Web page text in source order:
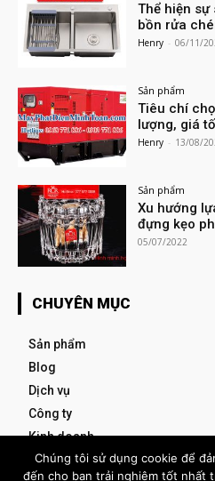
Thể hiện
bồn rửa
Henry - 06/11/
Sản phẩm
Tiêu chí
lượng, giá
Henry - 13/08/
Sản phẩm
Xu hướng
đựng kẹo
05/07/2022
CHUYÊN MỤC
Sản phẩm
Blog
Dịch vụ
Công ty
Kinh doanh
-
Chúng tôi sử dụng cookie để
đến cho bạn trải nghiệm tốt nhất